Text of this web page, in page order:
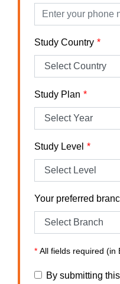
Study Country
Study Plan
Study Level
Your preferred
* All fields required (in
By submitting